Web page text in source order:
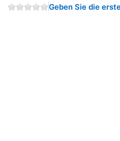
Geben Sie die